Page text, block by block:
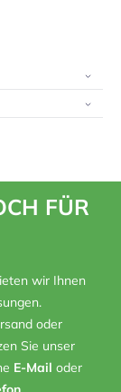
FÜR
wir Ihnen
oder
Sie unser
E-Mail oder